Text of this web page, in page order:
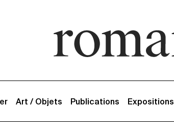
Art / Objets Publications Expositions